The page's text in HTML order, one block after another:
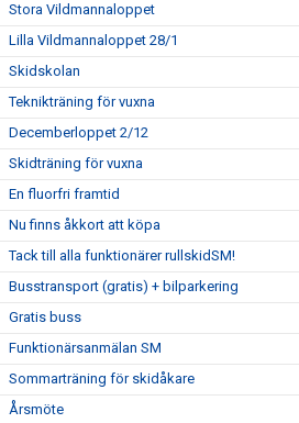
Stora Vildmannaloppet
Lilla Vildmannaloppet 28/1
Skidskolan
Teknikträning för vuxna
Decemberloppet 2/12
Skidträning för vuxna
En fluorfri framtid
Nu finns åkkort att köpa
Tack till alla funktionärer rullskidSM!
Busstransport (gratis) + bilparkering
Gratis buss
Funktionärsanmälan SM
Sommarträning för skidåkare
Årsmöte